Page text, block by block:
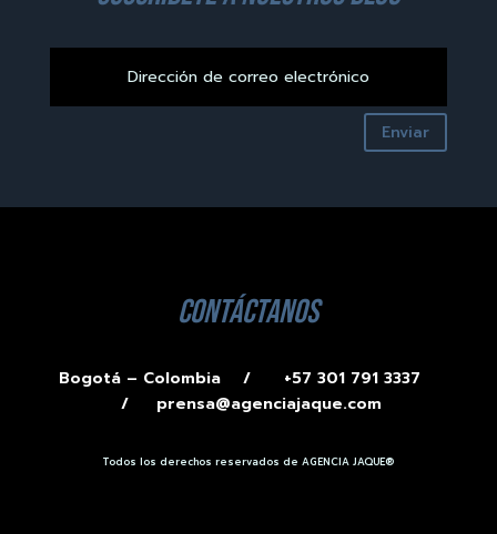
Enviar
contáctanos
Bogotá – Colombia /
+57 301 791 3337
/ prensa@agenciajaque.com
Todos los derechos reservados de AGENCIA JAQUE®